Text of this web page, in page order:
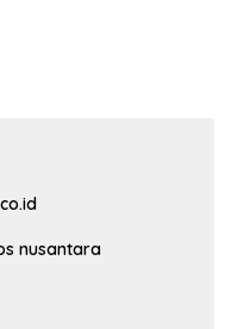
nusantara